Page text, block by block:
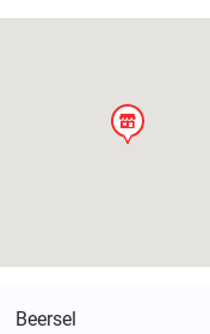
store
Beersel